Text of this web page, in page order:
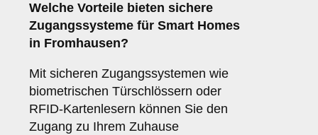
Welche Vorteile bieten sichere
Zugangssysteme für Smart Homes
in Fromhausen?
Mit sicheren Zugangssystemen wie
biometrischen Türschlössern oder
RFID-Kartenlesern können Sie den
Zugang zu Ihrem Zuhause